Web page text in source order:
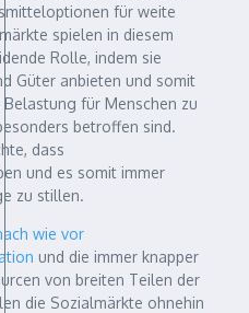
für weite
spielen in diesem
Rolle, indem sie
Güter anbieten und somit
für Menschen zu
betroffen sind.
dass
und es somit immer
zu stillen.
wie vor
und die immer knapper
von breiten Teilen der
die Sozialmärkte ohnehin